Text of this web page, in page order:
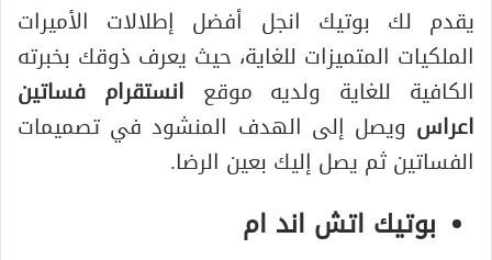
يقدم لك بوتيك انجل أفضل إطلالات الأميرات
الملكيات المتميزات للغاية، حيث يعرف ذوقك بخبرته
الكافية للغاية ولديه موقع انستقرام فساتين
اعراس ويصل إلى الهدف المنشود في تصميمات
الفساتين ثم يصل إليك بعين الرضا.
بوتيك اتش اند ام